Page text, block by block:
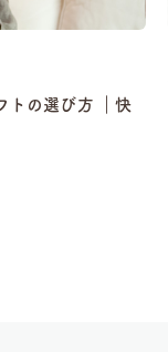
トの選び方 ｜快